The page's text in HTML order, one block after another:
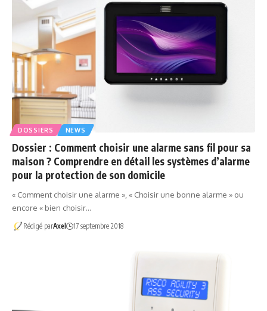
DOSSIERS NEWS
Dossier : Comment choisir une alarme sans fil pour sa
maison ? Comprendre en détail les systèmes d’alarme
pour la protection de son domicile
« Comment choisir une alarme », « Choisir une bonne alarme » ou
encore « bien choisir…
Rédigé parAxel 17 septembre 2018